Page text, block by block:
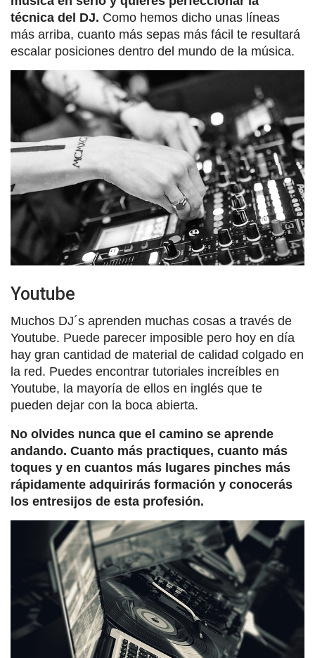
técnica del DJ. Como hemos dicho unas líneas
más arriba, cuanto más sepas más fácil te resultará
escalar posiciones dentro del mundo de la música.
Youtube
Muchos DJ´s aprenden muchas cosas a través de
Youtube. Puede parecer imposible pero hoy en día
hay gran cantidad de material de calidad colgado en
la red. Puedes encontrar tutoriales increíbles en
Youtube, la mayoría de ellos en inglés que te
pueden dejar con la boca abierta.
No olvides nunca que el camino se aprende
andando. Cuanto más practiques, cuanto más
toques y en cuantos más lugares pinches más
rápidamente adquirirás formación y conocerás
los entresijos de esta profesión.